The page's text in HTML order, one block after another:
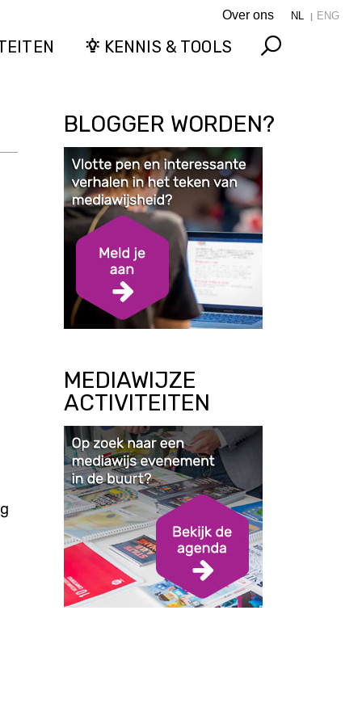
Over ons NL ENG
KENNIS & TOOLS
BLOGGER WORDEN?
MEDIAWIJZE
ACTIVITEITEN